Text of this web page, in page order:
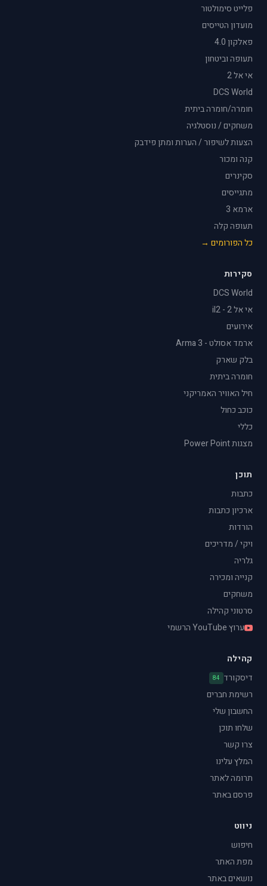
פלייט סימולטור
מועדון הטייסים
פאלקון 4.0
תעופה וביטחון
אי אל 2
DCS World
חומרה/חומרה ביתית
משחקים / נוסטלגיה
הצעות לשיפור / הערות ומתן פידבק
קנה ומכור
סקינרים
מתגייסים
ארמא 3
תעופה קלה
כל הפורומים →
סקירות
DCS World
אי אל 2 - il2
אירועים
ארמד אסולט - Arma 3
בלק שארק
חומרה ביתית
חיל האוויר האמריקני
כוכב כחול
כללי
מצגות Power Point
תוכן
כתבות
ארכיון כתבות
הורדות
ויקי / מדריכים
גלריה
קנייה ומכירה
משחקים
סרטוני קהילה
ערוץ YouTube הרשמי
קהילה
דיסקורד 84
רשימת חברים
החשבון שלי
שלחו תוכן
צרו קשר
המלץ עלינו
תרומה לאתר
פרסם באתר
ניווט
חיפוש
מפת האתר
נושאים באתר